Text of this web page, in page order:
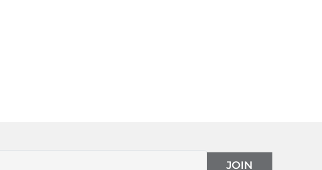
JOIN